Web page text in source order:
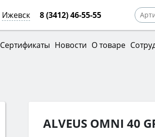
Ижевск 8 (3412) 46-55-55
Сертификаты Новости О товаре
ALVEUS OMNI 40